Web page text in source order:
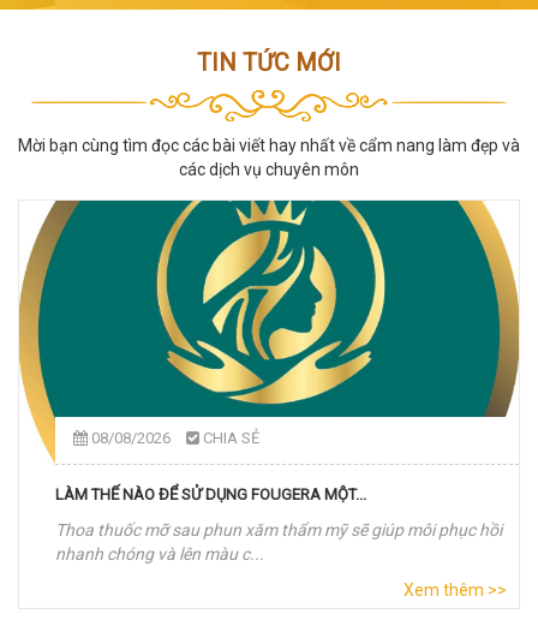
TIN TỨC MỚI
Mời bạn cùng tìm đọc các bài viết hay nhất về cẩm nang làm đẹp và
các dịch vụ chuyên môn
08/08/2026 CHIA SẺ
LÀM THẾ NÀO ĐỂ SỬ DỤNG FOUGERA MỘT...
Thoa thuốc mỡ sau phun xăm thẩm mỹ sẽ giúp môi phục hồi
nhanh chóng và lên màu c...
Xem thêm >>